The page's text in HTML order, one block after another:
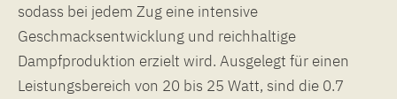
sodass bei jedem Zug eine intensive
Geschmacksentwicklung und reichhaltige
Dampfproduktion erzielt wird. Ausgelegt für einen
Leistungsbereich von 20 bis 25 Watt, sind die 0.7